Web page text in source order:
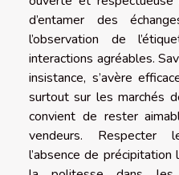
d’entamer des
l’observation de
interactions agréables.
insistance, s’avère
surtout sur les marchés
convient de rester
vendeurs. Respecter
l’absence de